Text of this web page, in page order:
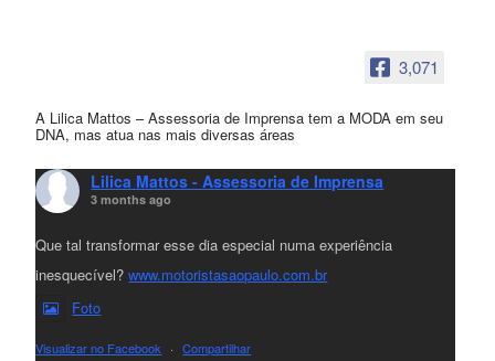
3,071
A Lilica Mattos – Assessoria de Imprensa tem a MODA em seu
DNA, mas atua nas mais diversas áreas
Lilica Mattos - Assessoria de Imprensa
3 months ago
Que tal transformar esse dia especial numa experiência
inesquecível?www.motoristasaopaulo.com.br
Foto
Visualizar no Facebook · Compartilhar